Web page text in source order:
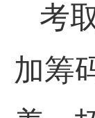
考
加筹